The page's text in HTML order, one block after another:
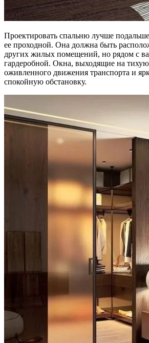
Проектировать спальню лучше
ее проходной. Она должна быть
других жилых помещений, но рядом с
гардеробной. Окна, выходящие на тихую
оживленного движения транспорта и
спокойную обстановку.